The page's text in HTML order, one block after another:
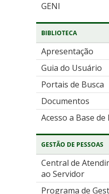
GENI
BIBLIOTECA
Apresentação
Guia do Usuário
Portais de Busca
Documentos
Acesso a Base de
GESTÃO DE PESSOAS
Central de
ao Servidor
Programa de